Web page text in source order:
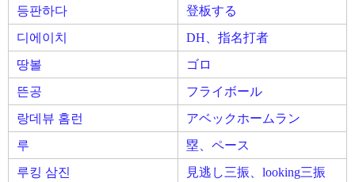
등판하다
登板する
디에이치
DH、指名打者
땅볼
ゴロ
뜬공
フライボール
랑데뷰 홈런
アベックホームラン
루
塁、ペース
루킹 삼진
見逃し三振、looking三振